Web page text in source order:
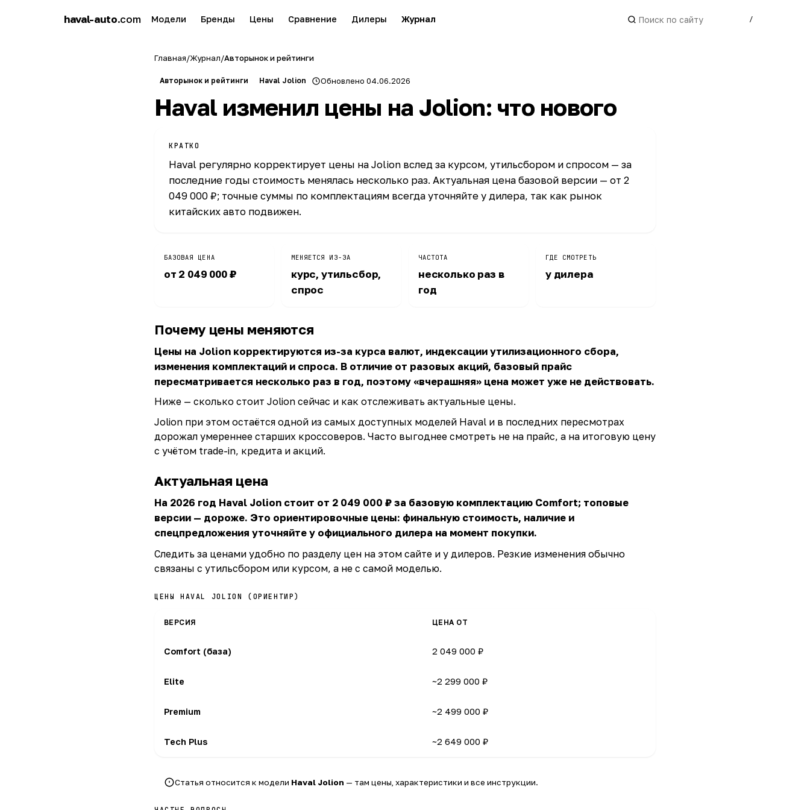
haval-auto.com Модели Бренды Цены Сравнение Дилеры Журнал /
Главная/Журнал/Авторынок и рейтинги
Авторынок и рейтинги Haval Jolion Обновлено 04.06.2026
Haval изменил цены на Jolion: что нового
КРАТКО
Haval регулярно корректирует цены на Jolion вслед за курсом, утильсбором и спросом — за
последние годы стоимость менялась несколько раз. Актуальная цена базовой версии — от 2
049 000 ₽; точные суммы по комплектациям всегда уточняйте у дилера, так как рынок
китайских авто подвижен.
БАЗОВАЯ ЦЕНА
от 2 049 000 ₽
МЕНЯЕТСЯ ИЗ-ЗА
курс, утильсбор,
спрос
ЧАСТОТА
несколько раз в
год
ГДЕ СМОТРЕТЬ
у дилера
Почему цены меняются
Цены на Jolion корректируются из-за курса валют, индексации утилизационного сбора,
изменения комплектаций и спроса. В отличие от разовых акций, базовый прайс
пересматривается несколько раз в год, поэтому «вчерашняя» цена может уже не действовать.
Ниже — сколько стоит Jolion сейчас и как отслеживать актуальные цены.
Jolion при этом остаётся одной из самых доступных моделей Haval и в последних пересмотрах
дорожал умереннее старших кроссоверов. Часто выгоднее смотреть не на прайс, а на итоговую цену
с учётом trade-in, кредита и акций.
Актуальная цена
На 2026 год Haval Jolion стоит от 2 049 000 ₽ за базовую комплектацию Comfort; топовые
версии — дороже. Это ориентировочные цены: финальную стоимость, наличие и
спецпредложения уточняйте у официального дилера на момент покупки.
Следить за ценами удобно по разделу цен на этом сайте и у дилеров. Резкие изменения обычно
связаны с утильсбором или курсом, а не с самой моделью.
ЦЕНЫ HAVAL JOLION (ОРИЕНТИР)
ВЕРСИЯ ЦЕНА ОТ
Comfort (база) 2 049 000 ₽
Elite ~2 299 000 ₽
Premium ~2 499 000 ₽
Tech Plus ~2 649 000 ₽
Статья относится к модели Haval Jolion — там цены, характеристики и все инструкции.